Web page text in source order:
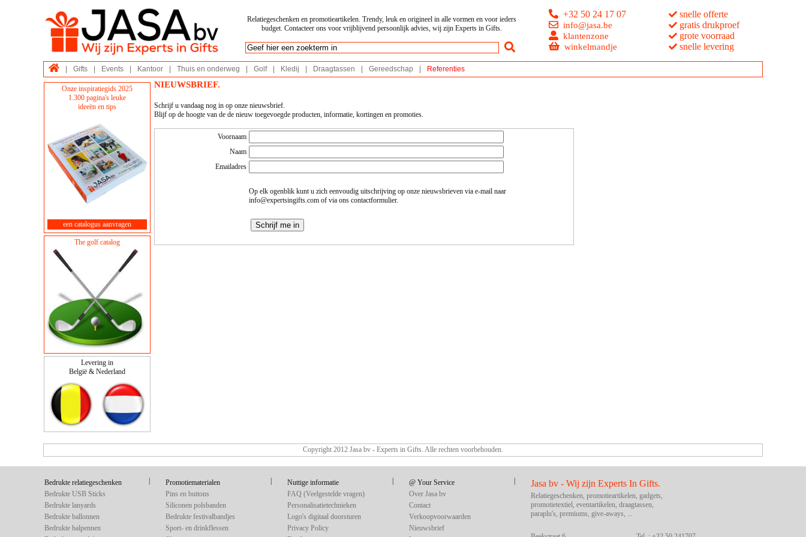
Relatiegeschenken en promotieartikelen. Trendy, leuk en origineel in alle vormen en voor ieders
budget. Contacteer ons voor vrijblijvend persoonlijk advies, wij zijn Experts in Gifts.
+32 50 24 17 07
info@jasa.be
klantenzone
winkelmandje
snelle offerte
gratis drukproef
grote voorraad
snelle levering
Gifts Events Kantoor Thuis en onderweg Golf Kledij Draagtassen Gereedschap Referenties
Onze inspiratiegids 2025
1.300 pagina's leuke
ideeën en tips
een catalogus aanvragen
The golf catalog
Levering in
België & Nederland
NIEUWSBRIEF.
Schrijf u vandaag nog in op onze nieuwsbrief.
Blijf op de hoogte van de de nieuw toegevoegde producten, informatie, kortingen en promoties.
Voornaam
Naam
Emailadres
Op elk ogenblik kunt u zich eenvoudig uitschrijving op onze nieuwsbrieven via e-mail naar
info@expertsingifts.com of via ons contactformulier.
Copyright 2012 Jasa bv - Experts in Gifts. Alle rechten voorbehouden.
Bedrukte relatiegeschenken
Bedrukte USB Sticks
Bedrukte lanyards
Bedrukte ballonnen
Bedrukte balpennen
Promotiematerialen
Pins en buttons
Siliconen polsbanden
Bedrukte festivalbandjes
Sport- en drinkflessen
Nuttige informatie
FAQ (Veelgestelde vragen)
Personalisatietechnieken
Logo's digitaal doorsturen
Privacy Policy
@ Your Service
Over Jasa bv
Contact
Verkoopvoorwaarden
Nieuwsbrief
Jasa bv - Wij zijn Experts In Gifts.
Relatiegeschenken, promotieartikelen, gadgets,
promotietextiel, eventartikelen, draagtassen,
paraplu's, premiums, give-aways, ...